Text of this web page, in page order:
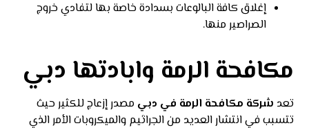
إغلاق كافة البالوعات بسدادة خاصة بها لتفادي خروج
الصراصير منها.
مكافحة الرمة وابادتها دبي
تعد شركة مكافحة الرمة في دبي مصدر إزعاج للكثير حيث
تتسبب في انتشار العديد من الجراثيم والميكروبات الأمر الذي